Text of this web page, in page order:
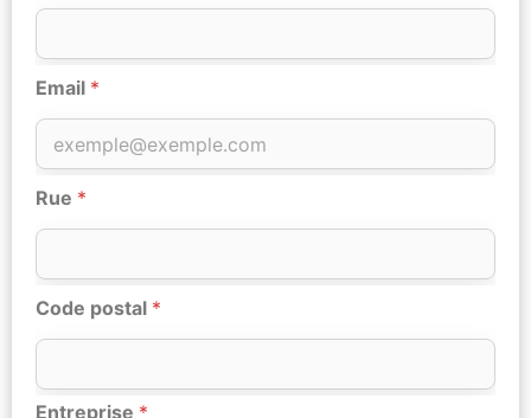
Email *
Rue *
Code postal *
Entreprise *